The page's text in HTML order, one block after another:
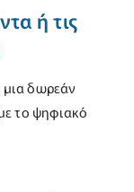
ή τις
μια δωρεάν
το ψηφιακό